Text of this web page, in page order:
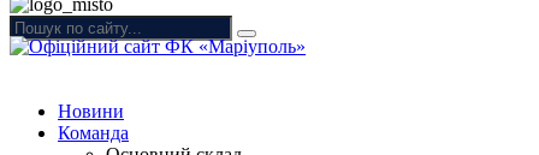
Новини
Команда